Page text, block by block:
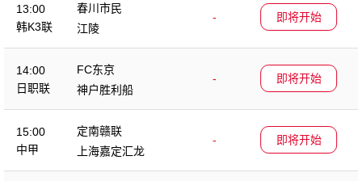
13:00
韩K3联
春川市民
-
江陵
即将开始
14:00
日职联
FC东京
-
神户胜利船
即将开始
15:00
中甲
定南赣联
-
上海嘉定汇龙
即将开始